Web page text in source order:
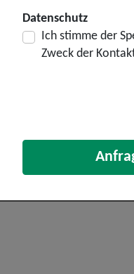
Datenschutz
Ich stimme der
Zweck der